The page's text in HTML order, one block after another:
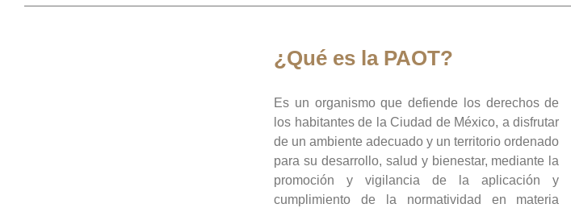
¿Qué es la PAOT?
Es un organismo que defiende los derechos de
los habitantes de la Ciudad de México, a disfrutar
de un ambiente adecuado y un territorio ordenado
para su desarrollo, salud y bienestar, mediante la
promoción y vigilancia de la aplicación y
cumplimiento de la normatividad en materia